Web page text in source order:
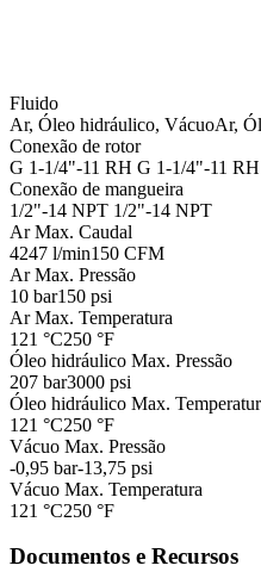
Fluido
Ar, Óleo hidráulico, VácuoAr,
Conexão de rotor
G 1-1/4"-11 RH G 1-1/4"-11 RH
Conexão de mangueira
1/2"-14 NPT 1/2"-14 NPT
Ar Max. Caudal
4247 l/min150 CFM
Ar Max. Pressão
10 bar150 psi
Ar Max. Temperatura
121 °C250 °F
Óleo hidráulico Max. Pressão
207 bar3000 psi
Óleo hidráulico Max.
121 °C250 °F
Vácuo Max. Pressão
-0,95 bar-13,75 psi
Vácuo Max. Temperatura
121 °C250 °F
Documentos e Recursos